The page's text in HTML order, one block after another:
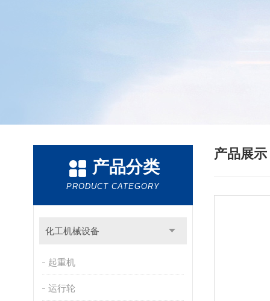
产品分类
PRODUCT CATEGORY
化工机械设备
起重机
运行轮
产品展示